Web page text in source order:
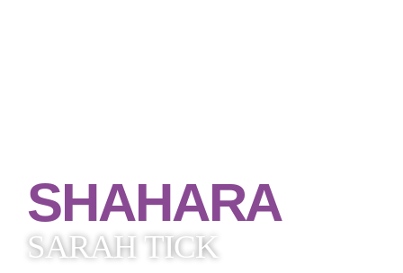
SHAHARA
SARAH TICK